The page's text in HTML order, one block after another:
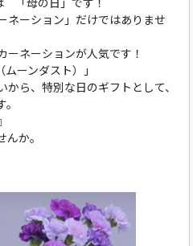
ネーション」だけではありませ
ーネーションが人気です！
ーンダスト）」
ら、特別な日のギフトとして、
か。